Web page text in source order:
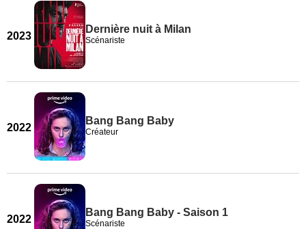
2023
Dernière nuit à Milan
Scénariste
2022
Bang Bang Baby
Créateur
2022
Bang Bang Baby - Saison 1
Scénariste